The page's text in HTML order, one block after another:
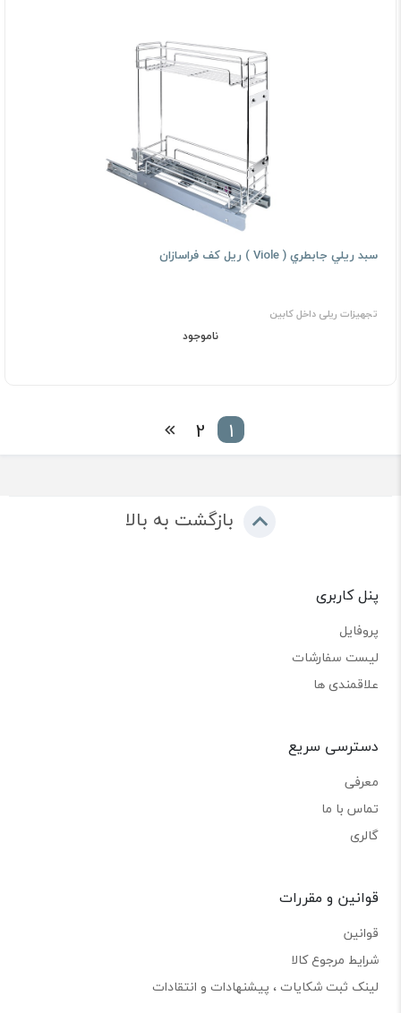
ﺳﺒﺪ رﻳﻠﻲ ﺟﺎﺑﻄﺮي ( Viole ) رﻳﻞ ﻛﻒ فراسازان
تجهیزات ریلی داخل کابین
ناموجود
1
2
بازگشت به بالا
پنل کاربری
پروفایل
لیست سفارشات
علاقمندی ها
دسترسی سریع
معرفی
تماس با ما
گالری
قوانین و مقررات
قوانین
شرایط مرجوع کالا
لینک ثبت شکایات ، پیشنهادات و انتقادات